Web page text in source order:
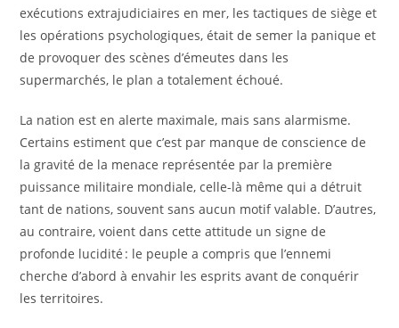
exécutions extrajudiciaires en mer, les tactiques de siège et
les opérations psychologiques, était de semer la panique et
de provoquer des scènes d’émeutes dans les
supermarchés, le plan a totalement échoué.
La nation est en alerte maximale, mais sans alarmisme.
Certains estiment que c’est par manque de conscience de
la gravité de la menace représentée par la première
puissance militaire mondiale, celle-là même qui a détruit
tant de nations, souvent sans aucun motif valable. D’autres,
au contraire, voient dans cette attitude un signe de
profonde lucidité : le peuple a compris que l’ennemi
cherche d’abord à envahir les esprits avant de conquérir
les territoires.